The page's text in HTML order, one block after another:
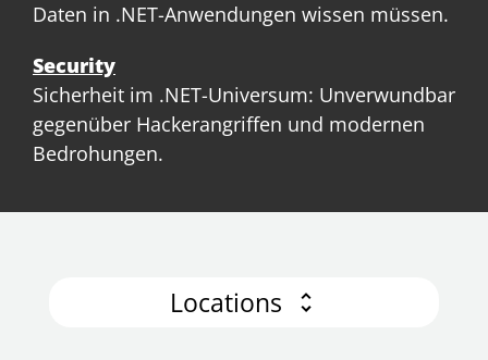
Daten in .NET-Anwendungen wissen müssen.
Security
Sicherheit im .NET-Universum: Unverwundbar
gegenüber Hackerangriffen und modernen
Bedrohungen.
Locations